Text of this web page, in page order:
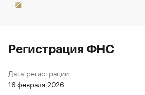
Регистрация ФНС
Дата регистрации
16 февраля 2026